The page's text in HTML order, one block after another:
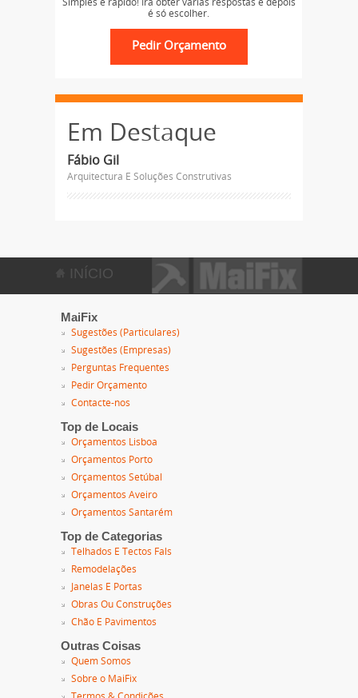
Simples e rápido! Irá obter várias respostas e depois
é só escolher.
Em Destaque
Fábio Gil
Arquitectura E Soluções Construtivas
INÍCIO
MaiFix
Sugestões (Particulares)
Sugestões (Empresas)
Perguntas Frequentes
Pedir Orçamento
Contacte-nos
Top de Locais
Orçamentos Lisboa
Orçamentos Porto
Orçamentos Setúbal
Orçamentos Aveiro
Orçamentos Santarém
Top de Categorias
Telhados E Tectos Fals
Remodelações
Janelas E Portas
Obras Ou Construções
Chão E Pavimentos
Outras Coisas
Quem Somos
Sobre o MaiFix